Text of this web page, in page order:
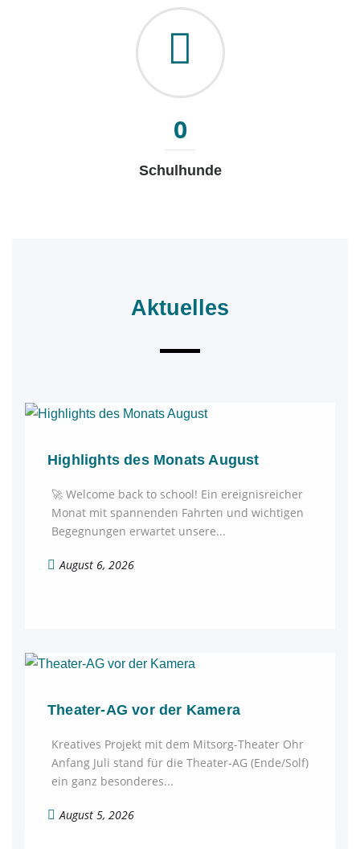
0
Schulhunde
Aktuelles
Highlights des Monats August
🚀 Welcome back to school! Ein ereignisreicher
Monat mit spannenden Fahrten und wichtigen
Begegnungen erwartet unsere...
August 6, 2026
Theater-AG vor der Kamera
Kreatives Projekt mit dem Mitsorg-Theater Ohr
Anfang Juli stand für die Theater-AG (Ende/Solf)
ein ganz besonderes...
August 5, 2026